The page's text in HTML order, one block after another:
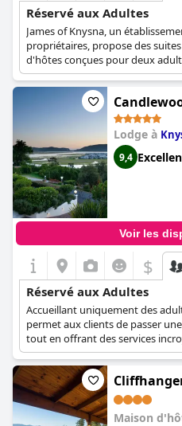
Réservé aux Adultes
James of Knysna, un
propriétaires, propose des
d'hôtes conçues pour deux
conception favorise une
hôtes. La propriété dispose
bibliothèque de prêt et de jeux
boutique de cadeaux exclusive,
distinctive et attrayante.NLes
méticuleusement créés à St.
ambiance calme et apaisante.
deux piscines et des nombreux
dans les environs luxuriants.
retraite enchanteresse est la
recherchent une escapade
Lodge à
9,4
Voir les
$
Réservé aux Adultes
Accueillant uniquement des
permet aux clients de passer
tout en offrant des services
l'environnement.
Maison